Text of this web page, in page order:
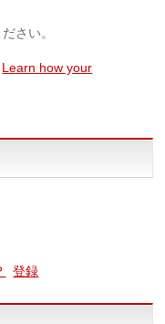
さい。
Learn how your
登録